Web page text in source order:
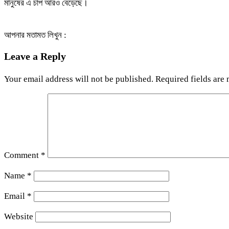
মানুষের এ চাপ আরও বেড়েছে।
আপনার মতামত লিখুন :
Leave a Reply
Your email address will not be published. Required fields are
Comment *
Name *
Email *
Website